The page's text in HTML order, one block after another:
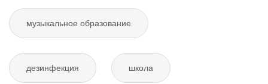
музыкальное образование
дезинфекция школа